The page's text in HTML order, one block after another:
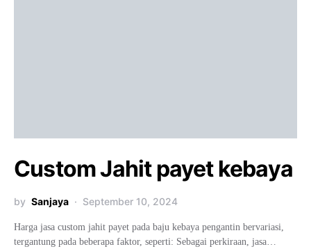
Custom Jahit payet kebaya
by Sanjaya September 10, 2024
Harga jasa custom jahit payet pada baju kebaya pengantin bervariasi,
tergantung pada beberapa faktor, seperti: Sebagai perkiraan, jasa…